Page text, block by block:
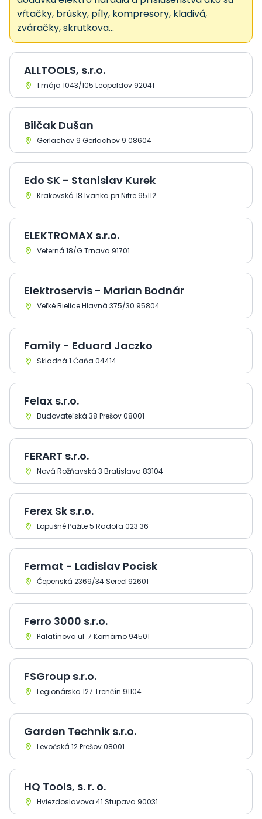
vŕtačky, brúsky, píly, kompresory, kladivá,
zváračky, skrutkova...
ALLTOOLS, s.r.o.
1.mája 1043/105 Leopoldov 92041
Bilčak Dušan
Gerlachov 9 Gerlachov 9 08604
Edo SK - Stanislav Kurek
Krakovská 18 Ivanka pri Nitre 95112
ELEKTROMAX s.r.o.
Veterná 18/G Trnava 91701
Elektroservis - Marian Bodnár
Veľké Bielice Hlavná 375/30 95804
Family - Eduard Jaczko
Skladná 1 Čaňa 04414
Felax s.r.o.
Budovateľská 38 Prešov 08001
FERART s.r.o.
Nová Rožňavská 3 Bratislava 83104
Ferex Sk s.r.o.
Lopušné Pažite 5 Radoľa 023 36
Fermat - Ladislav Pocisk
Čepenská 2369/34 Sereď 92601
Ferro 3000 s.r.o.
Palatínova ul .7 Komárno 94501
FSGroup s.r.o.
Legionárska 127 Trenčín 91104
Garden Technik s.r.o.
Levočská 12 Prešov 08001
HQ Tools, s. r. o.
Hviezdoslavova 41 Stupava 90031